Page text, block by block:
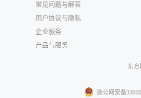
常见问题与解答
用户协议与隐私
企业服务
产品与服务
东方
浙公网安备